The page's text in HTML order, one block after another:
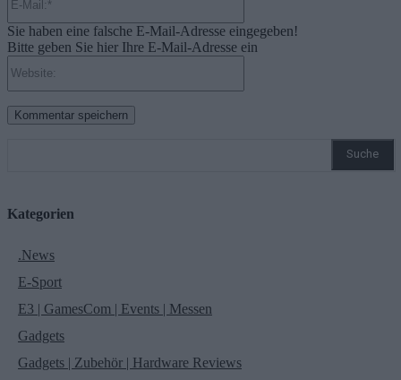
Sie haben eine falsche E-Mail-Adresse eingegeben!
Bitte geben Sie hier Ihre E-Mail-Adresse ein
Suche
Kategorien
.News
E-Sport
E3 | GamesCom | Events | Messen
Gadgets
Gadgets | Zubehör | Hardware Reviews